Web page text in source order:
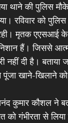
थाने की पुलिस
रविवार को
मृतक एएसआई
हैं। जिससे
नहीं दी है।
ने पूंजा खाने-
कुमार कौशल ने
को गंभीरता से